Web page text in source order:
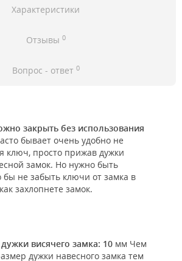
Характеристики
Отзывы 0
Вопрос - ответ 0
закрыть без использования
бывает очень удобно не
ключ, просто прижав дужки
замок. Но нужно быть
бы не забыть ключи от замка в
захлопнете замок.
висячего замка: 10 мм Чем
дужки навесного замка тем